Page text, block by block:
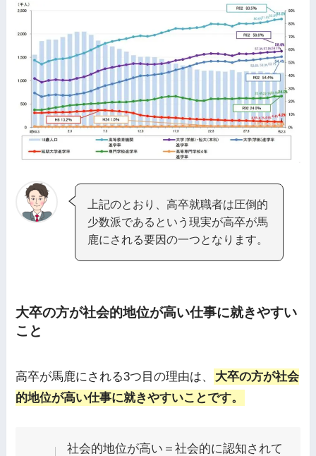
上記のとおり、高卒就職者は圧倒的
少数派であるという現実が高卒が馬
鹿にされる要因の一つとなります。
大卒の方が社会的地位が高い仕事に就きやすい
こと
高卒が馬鹿にされる3つ目の理由は、
大卒の方が社会
的地位が高い仕事に就きやすいことです。
社会的地位が高い＝社会的に認知されて